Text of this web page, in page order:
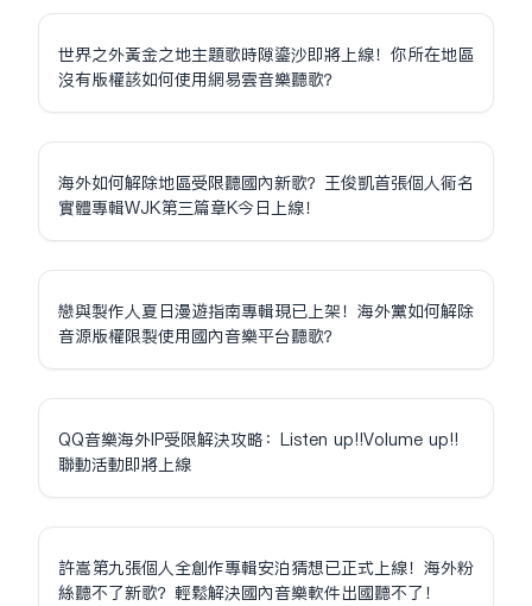
世界之外黃金之地主題歌時隙鎏沙即將上線！你所在地區
沒有版權該如何使用網易雲音樂聽歌？
海外如何解除地區受限聽國內新歌？王俊凱首張個人同名
實體專輯WJK第三篇章K今日上線！
戀與製作人夏日漫遊指南專輯現已上架！海外黨如何解除
音源版權限制使用國內音樂平台聽歌？
QQ音樂海外IP受限解決攻略：Listen up!!Volume up!!
聯動活動即將上線
許嵩第九張個人全創作專輯安泊猜想已正式上線！海外粉
絲聽不了新歌？輕鬆解決國內音樂軟件出國聽不了！